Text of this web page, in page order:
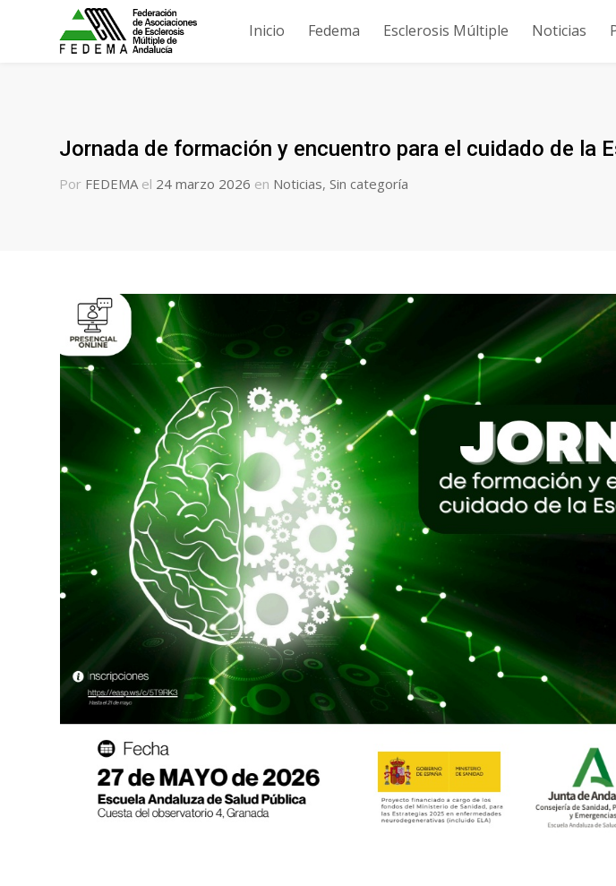
Inicio Fedema Esclerosis Múltiple Noticias
Jornada de formación y encuentro para el cuidado de la
Por FEDEMA el 24 marzo 2026 en Noticias,Sin categoría